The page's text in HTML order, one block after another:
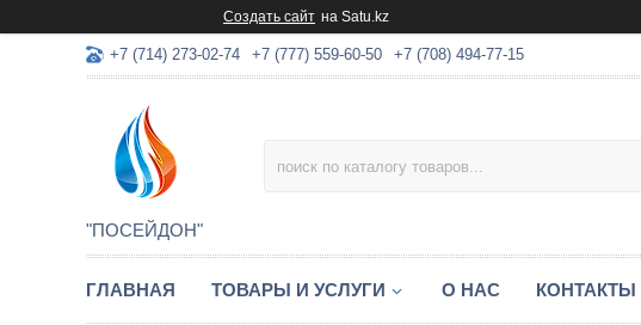
Создать сайт на Satu.kz
+7 (714) 273-02-74 +7 (777) 559-60-50 +7 (708) 494-77-15
"ПОСЕЙДОН"
ГЛАВНАЯ ТОВАРЫ И УСЛУГИ О НАС КОНТАКТЫ